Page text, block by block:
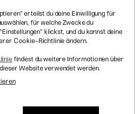
gelten für sperrige Produkte.
Visa, Mastercard und Paypal
erteilst du deine Einwilligung für
für welche Zwecke du
klickst, und du kannst deine
Cookie-Richtlinie ändern.
findest du weitere Informationen über
Website verwendet werden.